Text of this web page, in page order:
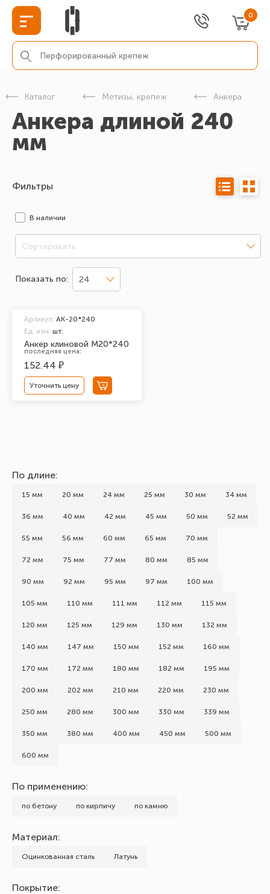
0
Каталог Метизы, крепеж Анкера
Анкера длиной 240
мм
Фильтры
В наличии
Сортировать
Показать по: 24
Анкер клиновой М20*240
Артикул: АК-20*240
Ед. изм. шт.
последняя цена:
152.44 ₽
Уточнить цену
По длине:
15 мм 20 мм 24 мм 25 мм 30 мм 34 мм
36 мм 40 мм 42 мм 45 мм 50 мм 52 мм
55 мм 56 мм 60 мм 65 мм 70 мм
72 мм 75 мм 77 мм 80 мм 85 мм
90 мм 92 мм 95 мм 97 мм 100 мм
105 мм 110 мм 111 мм 112 мм 115 мм
120 мм 125 мм 129 мм 130 мм 132 мм
140 мм 147 мм 150 мм 152 мм 160 мм
170 мм 172 мм 180 мм 182 мм 195 мм
200 мм 202 мм 210 мм 220 мм 230 мм
250 мм 280 мм 300 мм 330 мм 339 мм
350 мм 380 мм 400 мм 450 мм 500 мм
600 мм
По применению:
по бетону по кирпичу по камню
Материал:
Оцинкованная сталь Латунь
Покрытие: